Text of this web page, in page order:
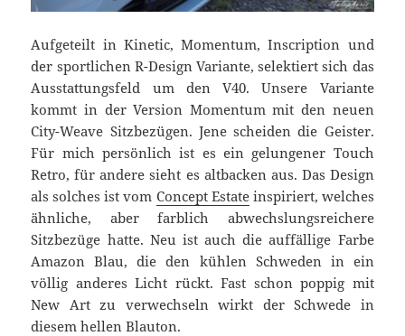
Aufgeteilt in Kinetic, Momentum, Inscription und
der sportlichen R-Design Variante, selektiert sich das
Ausstattungsfeld um den V40. Unsere Variante
kommt in der Version Momentum mit den neuen
City-Weave Sitzbezügen. Jene scheiden die Geister.
Für mich persönlich ist es ein gelungener Touch
Retro, für andere sieht es altbacken aus. Das Design
als solches ist vom Concept Estateinspiriert, welches
ähnliche, aber farblich abwechslungsreichere
Sitzbezüge hatte. Neu ist auch die auffällige Farbe
Amazon Blau, die den kühlen Schweden in ein
völlig anderes Licht rückt. Fast schon poppig mit
New Art zu verwechseln wirkt der Schwede in
diesem hellen Blauton.